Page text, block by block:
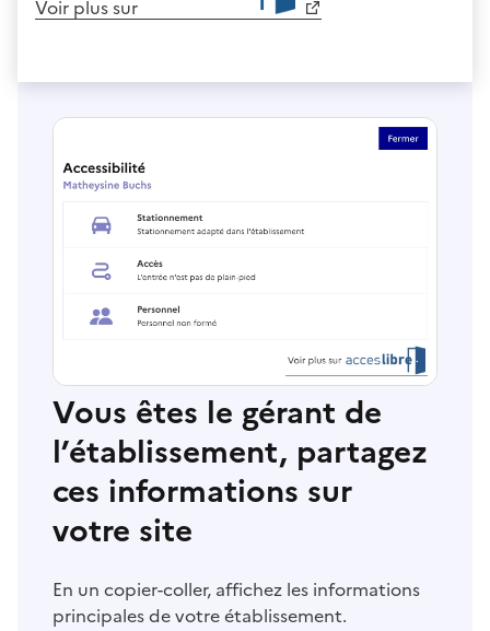
Voir plus sur
Vous êtes le gérant de
l’établissement, partagez
ces informations sur
votre site
En un copier-coller, affichez les informations
principales de votre établissement.